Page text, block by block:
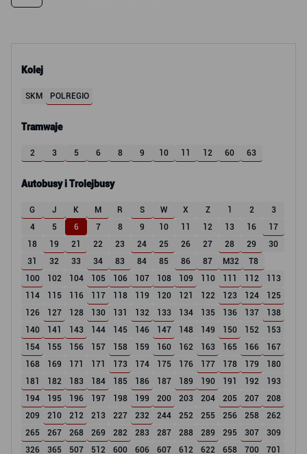
Kolej
SKM POLREGIO
Tramwaje
2 3 5 6 8 9 10 11 12 60 63
Autobusy i Trolejbusy
G J K M R S W X Z 1 2
3
4
5 6 7 8 9 10 11 12 13 16
17
18
19 21 22 23 24 25 26 27 28 29
30
31
32 33 34 83 84 85 86 87 M32
T8
100
102 104 105 106 107 108 109 110 111 112
113
114
115 116 117 118 119 120 121 122 123 124
125
126
127 128 130 131 132 133 134 135 136 137
138
140
141 143 144 145 146 147 148 149 150 152
153
154
155 156 157 158 159 160 162 163 165 166
167
168
169 171 171 173 174 175 176 177 178 179
180
181
182 183 184 185 186 187 189 190 191 192
193
194
195 196 197 198 199 200 203 204 205 207
208
209
210 212 213 227 232 244 252 255 256 258
262
265
267 268 269 282 283 287 288 289 295 307
309
326
365 507 512 600 606 607 612 622 658 700 701